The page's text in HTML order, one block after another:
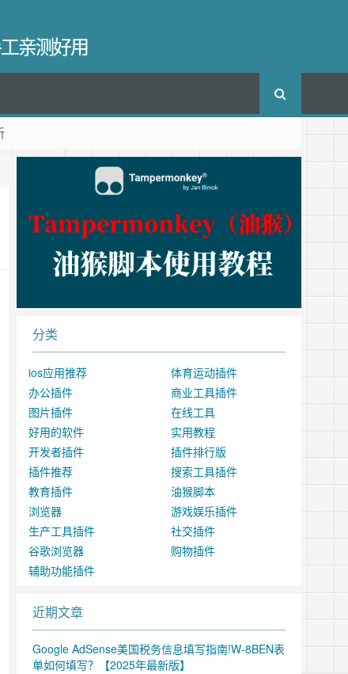
亲测好用
分类
ios应用推荐
体育运动插件
办公插件
商业工具插件
图片插件
在线工具
好用的软件
实用教程
开发者插件
插件排行版
插件推荐
搜索工具插件
教育插件
油猴脚本
浏览器
游戏娱乐插件
生产工具插件
社交插件
谷歌浏览器
购物插件
辅助功能插件
近期文章
Google AdSense美国税务信息填写指南!W-8BEN表
单如何填写？【2025年最新版】